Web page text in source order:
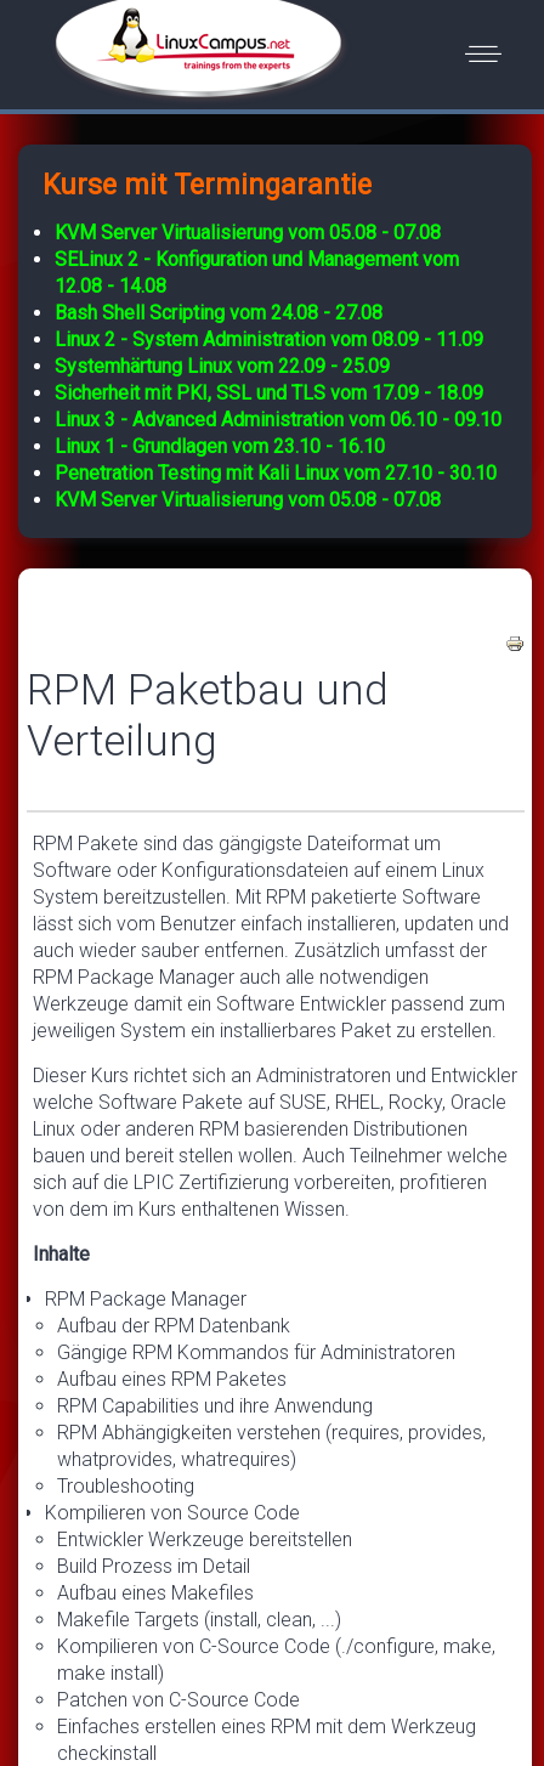
Kurse mit Termingarantie
KVM Server Virtualisierung vom 05.08 - 07.08
SELinux 2 - Konfiguration und Management vom
12.08 - 14.08
Bash Shell Scripting vom 24.08 - 27.08
Linux 2 - System Administration vom 08.09 - 11.09
Systemhärtung Linux vom 22.09 - 25.09
Sicherheit mit PKI, SSL und TLS vom 17.09 - 18.09
Linux 3 - Advanced Administration vom 06.10 - 09.10
Linux 1 - Grundlagen vom 23.10 - 16.10
Penetration Testing mit Kali Linux vom 27.10 - 30.10
KVM Server Virtualisierung vom 05.08 - 07.08
RPM Paketbau und
Verteilung
RPM Pakete sind das gängigste Dateiformat um
Software oder Konfigurationsdateien auf einem Linux
System bereitzustellen. Mit RPM paketierte Software
lässt sich vom Benutzer einfach installieren, updaten und
auch wieder sauber entfernen. Zusätzlich umfasst der
RPM Package Manager auch alle notwendigen
Werkzeuge damit ein Software Entwickler passend zum
jeweiligen System ein installierbares Paket zu erstellen.
Dieser Kurs richtet sich an Administratoren und Entwickler
welche Software Pakete auf SUSE, RHEL, Rocky, Oracle
Linux oder anderen RPM basierenden Distributionen
bauen und bereit stellen wollen. Auch Teilnehmer welche
sich auf die LPIC Zertifizierung vorbereiten, profitieren
von dem im Kurs enthaltenen Wissen.
Inhalte
RPM Package Manager
Aufbau der RPM Datenbank
Gängige RPM Kommandos für Administratoren
Aufbau eines RPM Paketes
RPM Capabilities und ihre Anwendung
RPM Abhängigkeiten verstehen (requires, provides,
whatprovides, whatrequires)
Troubleshooting
Kompilieren von Source Code
Entwickler Werkzeuge bereitstellen
Build Prozess im Detail
Aufbau eines Makefiles
Makefile Targets (install, clean, ...)
Kompilieren von C-Source Code (./configure, make,
make install)
Patchen von C-Source Code
Einfaches erstellen eines RPM mit dem Werkzeug
checkinstall